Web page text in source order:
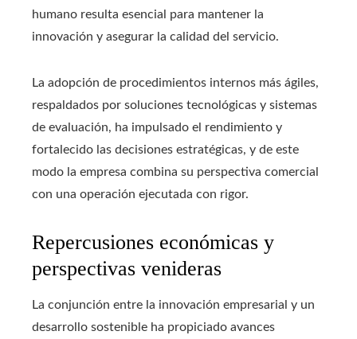
humano resulta esencial para mantener la
innovación y asegurar la calidad del servicio.
La adopción de procedimientos internos más ágiles,
respaldados por soluciones tecnológicas y sistemas
de evaluación, ha impulsado el rendimiento y
fortalecido las decisiones estratégicas, y de este
modo la empresa combina su perspectiva comercial
con una operación ejecutada con rigor.
Repercusiones económicas y
perspectivas venideras
La conjunción entre la innovación empresarial y un
desarrollo sostenible ha propiciado avances